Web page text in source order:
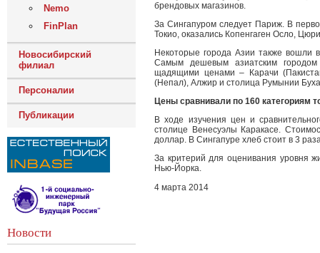
Nemo
FinPlan
Новосибирский
филиал
Персоналии
Публикации
Новости
брендовых магазинов.
За Сингапуром следует Париж. В
Токио, оказались Копенгаген Осло,
Некоторые города Азии также вошли
Самым дешевым азиатским
щадящими ценами – Карачи
(Непал), Алжир и столица Румынии
Цены сравнивали по 160 категориям
В ходе изучения цен и
столице Венесуэлы Каракасе.
доллар. В Сингапуре хлеб стоит в 3
За критерий для оценивания уровня
Нью-Йорка.
4 марта 2014